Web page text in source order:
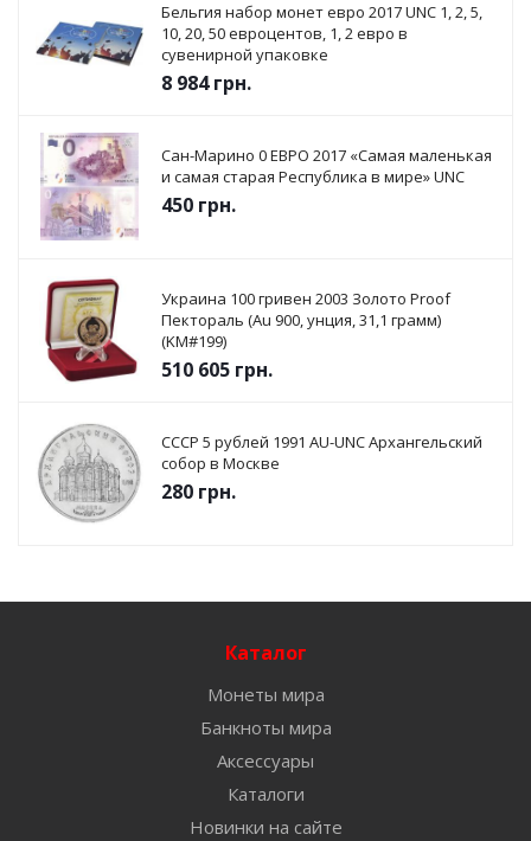
Бельгия набор монет евро 2017 UNC 1, 2, 5,
10, 20, 50 евроцентов, 1, 2 евро в
сувенирной упаковке
8 984грн.
Сан-Марино 0 ЕВРО 2017 «Самая маленькая
и самая старая Республика в мире» UNC
450 грн.
Украина 100 гривен 2003 Золото Proof
Пектораль (Au 900, унция, 31,1 грамм)
(KM#199)
510 605 грн.
СССР 5 рублей 1991 AU-UNC Архангельский
собор в Москве
280 грн.
Каталог
Монеты мира
Банкноты мира
Аксессуары
Каталоги
Новинки на сайте